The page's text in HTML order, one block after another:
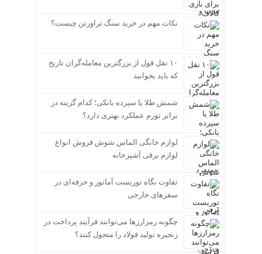
نکات مهم در خرید سنگ تراورتن چیست؟
۱۰ نقل قول از بزرگترین معامله‌گران تاریخ
که باید بخوانید
شمش طلا یا سپرده بانکی؛ کدام گزینه در
برابر تورم عملکرد بهتری دارد؟
لوازم خانگی الماس شوش فروش انواع
لوازم برقی آشپزخانه
تفاوت نگاه توریست آماتور و حرفه‌ای در
سفرهای خارجی
چگونه رمزارزها می‌توانند فرآیند پرداخت در
زنجیره تولید فولاد را متحول کنند؟